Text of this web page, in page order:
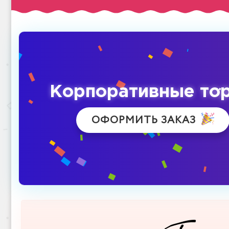
Корпоративные
ОФОРМИТЬ ЗАКАЗ